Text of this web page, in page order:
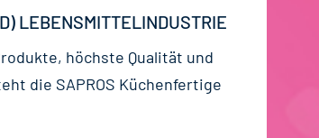
LEBENSMITTELINDUSTRIE
höchste Qualität und
die SAPROS Küchenfertige